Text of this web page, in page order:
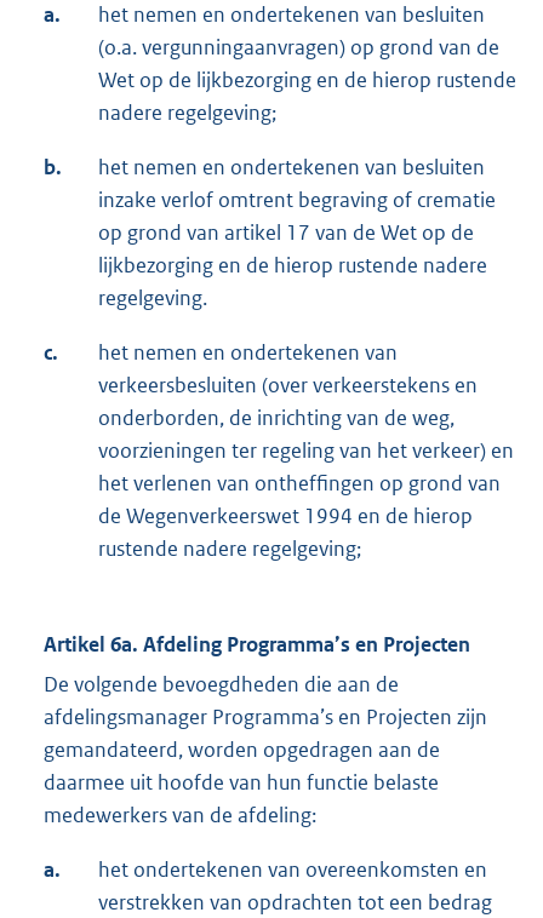
a.
het nemen en ondertekenen van besluiten
(o.a. vergunningaanvragen) op grond van de
Wet op de lijkbezorging en de hierop rustende
nadere regelgeving;
b.
het nemen en ondertekenen van besluiten
inzake verlof omtrent begraving of crematie
op grond van artikel 17 van de Wet op de
lijkbezorging en de hierop rustende nadere
regelgeving.
c.
het nemen en ondertekenen van
verkeersbesluiten (over verkeerstekens en
onderborden, de inrichting van de weg,
voorzieningen ter regeling van het verkeer) en
het verlenen van ontheffingen op grond van
de Wegenverkeerswet 1994 en de hierop
rustende nadere regelgeving;
Artikel 6a. Afdeling Programma’s en Projecten
De volgende bevoegdheden die aan de
afdelingsmanager Programma’s en Projecten zijn
gemandateerd, worden opgedragen aan de
daarmee uit hoofde van hun functie belaste
medewerkers van de afdeling:
a.
het ondertekenen van overeenkomsten en
verstrekken van opdrachten tot een bedrag